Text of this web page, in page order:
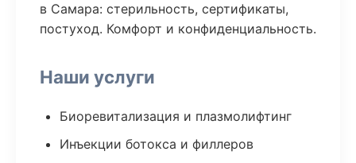
в Самара: стерильность, сертификаты,
постуход. Комфорт и конфиденциальность.
Наши услуги
Биоревитализация и плазмолифтинг
Инъекции ботокса и филлеров